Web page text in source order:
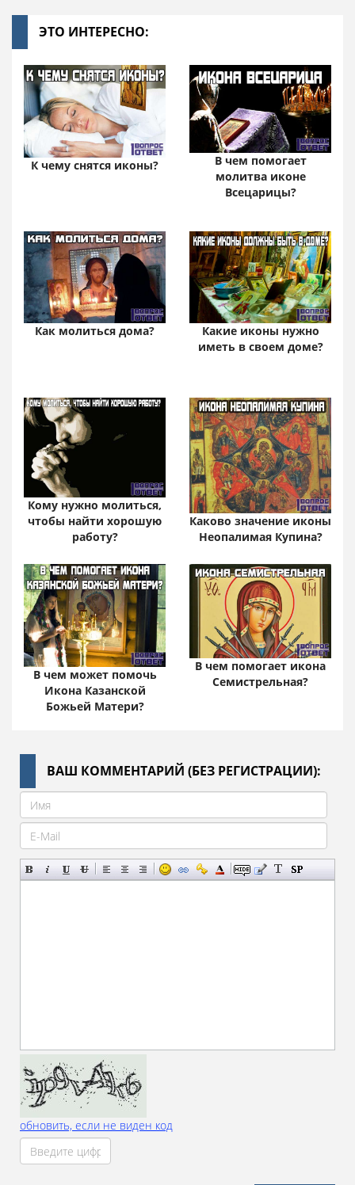
ЭТО ИНТЕРЕСНО:
К чему снятся иконы?
В чем помогает
молитва иконе
Всецарицы?
Как молиться дома?
Какие иконы нужно
иметь в своем доме?
Кому нужно молиться,
чтобы найти хорошую
работу?
Каково значение иконы
Неопалимая Купина?
В чем может помочь
Икона Казанской
Божьей Матери?
В чем помогает икона
Семистрельная?
ВАШ КОММЕНТАРИЙ (БЕЗ РЕГИСТРАЦИИ):
обновить, если не виден код